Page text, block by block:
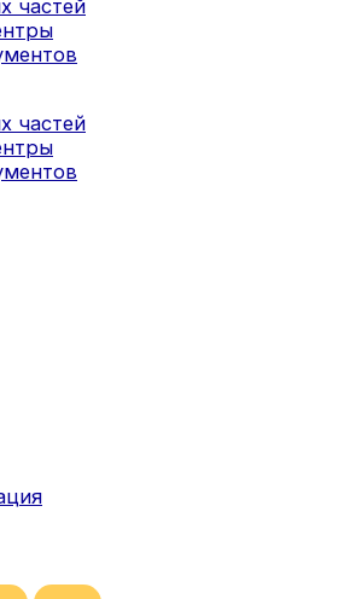
частей
частей